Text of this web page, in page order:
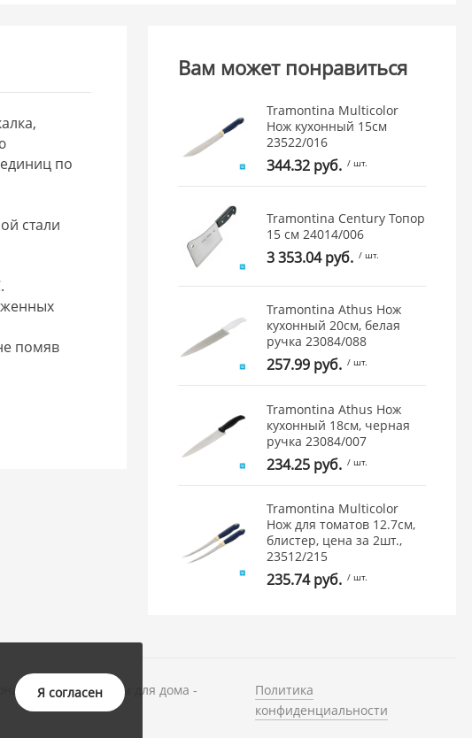
по
стали
помяв
Вам может понравиться
Tramontina Multicolor
Нож кухонный 15см
23522/016
344.32 руб. / шт.
Tramontina Century Топор
15 см 24014/006
3 353.04 руб. / шт.
Tramontina Athus Нож
кухонный 20см, белая
ручка 23084/088
257.99 руб. / шт.
Tramontina Athus Нож
кухонный 18см, черная
ручка 23084/007
234.25 руб. / шт.
Tramontina Multicolor
Нож для томатов 12.7см,
блистер, цена за 2шт.,
23512/215
235.74 руб. / шт.
: посуда и товары для дома -
Политика
конфиденциальности
Я согласен